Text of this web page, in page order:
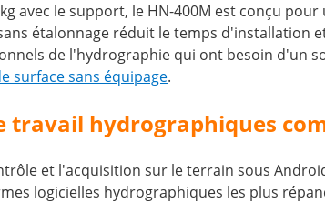
avec le support, le HN-400M est conçu
étalonnage réduit le temps d'installation
de l'hydrographie qui ont besoin d'un
surface sans équipage.
travail hydrographiques
et l'acquisition sur le terrain sous
logicielles hydrographiques les plus